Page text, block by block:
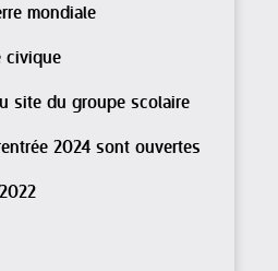
mondiale
civique
site du groupe scolaire
2024 sont ouvertes